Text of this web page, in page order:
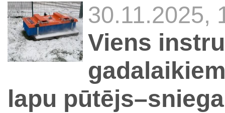
30.11.2025,
Viens
lapu